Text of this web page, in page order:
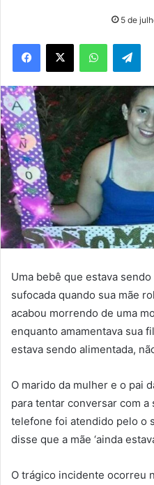
5 de
WhatsApp
Uma bebê que estava
sufocada quando sua mãe
acabou morrendo de uma
enquanto amamentava sua
estava sendo alimentada,
O marido da mulher e o pai
para tentar conversar com
telefone foi atendido pelo o
disse que a mãe ‘ainda
O trágico incidente ocorreu